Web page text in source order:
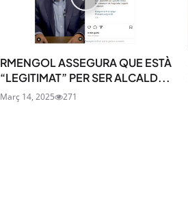
RMENGOL ASSEGURA QUE ESTÀ
“LEGITIMAT” PER SER ALCALD...
Març 14, 2025 271